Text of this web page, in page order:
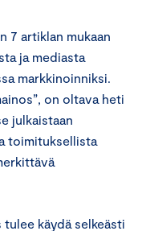
7 artiklan mukaan
ja mediasta
markkinoinniksi.
on oltava heti
julkaistaan
toimituksellista
käydä selkeästi